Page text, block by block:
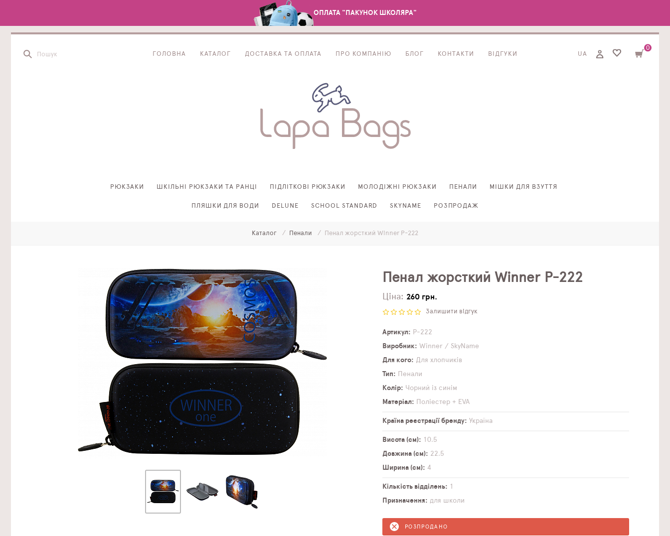
ОПЛАТА "ПАКУНОК ШКОЛЯРА"
ГОЛОВНА КАТАЛОГ ДОСТАВКА ТА ОПЛАТА ПРО КОМПАНІЮ БЛОГ КОНТАКТИ ВІДГУКИ UA
0
РЮКЗАКИ ШКІЛЬНІ РЮКЗАКИ ТА РАНЦІ ПІДЛІТКОВІ РЮКЗАКИ МОЛОДІЖНІ РЮКЗАКИ ПЕНАЛИ МІШКИ ДЛЯ ВЗУТТЯ
ПЛЯШКИ ДЛЯ ВОДИ DELUNE SCHOOL STANDARD SKYNAME РОЗПРОДАЖ
Каталог Пенали Пенал жорсткий Winner P-222
Пенал жорсткий Winner P-222
Ціна: 260 грн.
Залишити відгук
Артикул
P-222
Виробник
Winner / SkyName
Для кого
Для хлопчиків
Тип
Пенали
Колір
Чорний із синім
Матеріал
Поліестер + EVA
Країна реєстрації бренду Україна
Висота (см)
10,5
Довжина (см)
22,5
Ширина (см)
4
Кількість відділень
1
Призначення
для школи
РОЗПРОДАНО